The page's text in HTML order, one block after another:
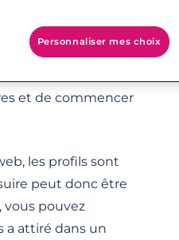
photo de profil, les
Une relation
de bonnes bases.
et de commencer
les profils sont
peut donc être
pouvez
a attiré dans un
Personnaliser mes choix